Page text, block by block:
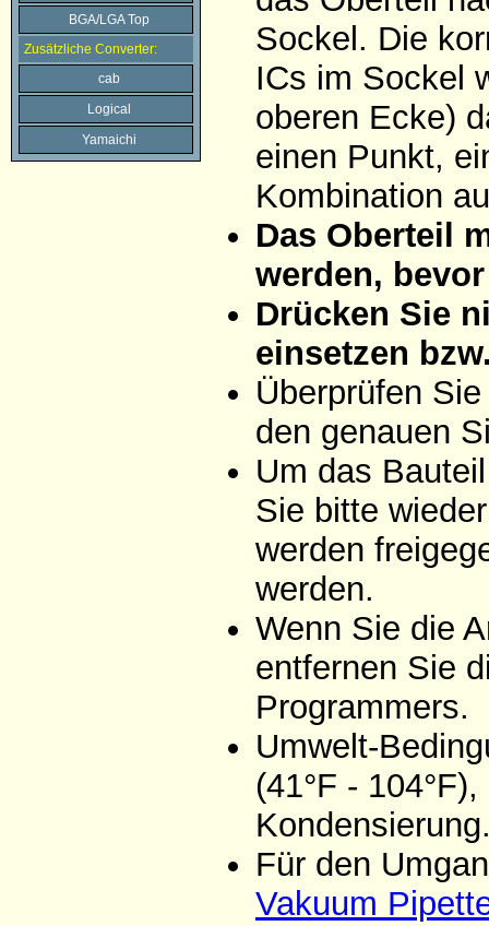
BGA/LGA Top
Zusätzliche Converter:
cab
Logical
Yamaichi
Sockel. Die
ICs im Sockel
oberen Ecke)
einen Punkt,
Kombination
Das Oberteil
werden,
Drücken Sie
einsetzen
Überprüfen
den genauen
Um das
Sie bitte
werden
werden.
Wenn Sie die
entfernen Sie
Programmers.
Umwelt-
(41°F -
Für den
Vakuum